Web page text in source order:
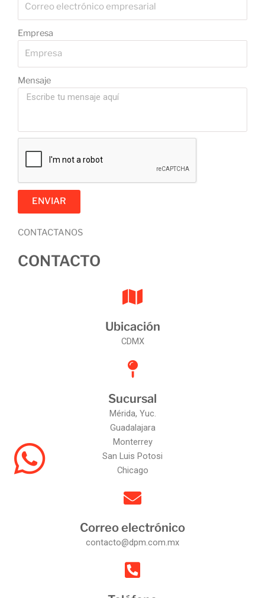
Empresa
Mensaje
ENVIAR
CONTACTANOS
CONTACTO
Ubicación
CDMX
Sucursal
Mérida, Yuc.
Guadalajara
Monterrey
San Luis Potosi
Chicago
Correo electrónico
contacto@dpm.com.mx